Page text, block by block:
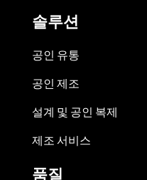
솔루션
공인 유통
공인 제조
설계 및 공인 복제
제조 서비스
품질